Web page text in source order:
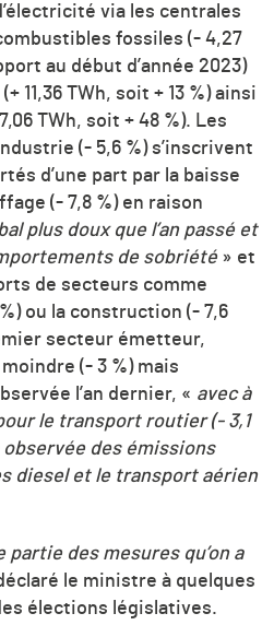
via les centrales
fossiles (- 4,27
au début d’année 2023)
11,36 TWh, soit + 13 %) ainsi
TWh, soit + 48 %). Les
(- 5,6 %) s’inscrivent
d’une part par la baisse
(- 7,8 %) en raison
plus doux que l’an passé et
de sobriété » et
de secteurs comme
ou la construction (- 7,6
secteur émetteur,
(- 3 %) mais
l’an dernier, « avec à
le transport routier (- 3,1
observée des émissions
diesel et le transport aérien
partie des mesures qu’on a
le ministre à quelques
élections législatives.